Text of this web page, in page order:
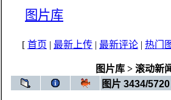
图片库
[ 首页 | 最新上传 | 最新评论 | 热门
图片库> 滚动新
图片 3434/5720